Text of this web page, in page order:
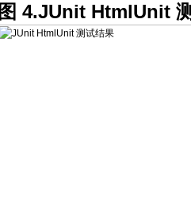
图 4.JUnit HtmlUnit